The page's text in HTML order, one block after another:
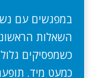
במפגשים עם
השאלות
כשמפסיקים
כמעט מיד.